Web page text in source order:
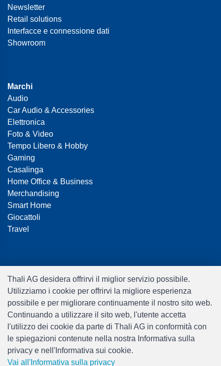
Newsletter
Retail solutions
Interfacce e connessione dati
Showroom
Marchi
Audio
Car Audio & Accessories
Elettronica
Foto & Video
Tempo Libero & Hobby
Gaming
Casalinga
Home Office & Business
Merchandising
Smart Home
Giocattoli
Travel
Software:Rent-a-Shop.ch
Thali AG desidera offrirvi il miglior servizio possibile.
Utilizziamo i cookie per offrirvi la migliore esperienza
possibile e per migliorare continuamente il nostro sito web.
Continuando a utilizzare il sito web, l'utente accetta
l'utilizzo dei cookie da parte di Thali AG in conformità con
le spiegazioni contenute nella nostra Informativa sulla
privacy e nell'Informativa sui cookie.
Vai all'Informativa sulla privacy